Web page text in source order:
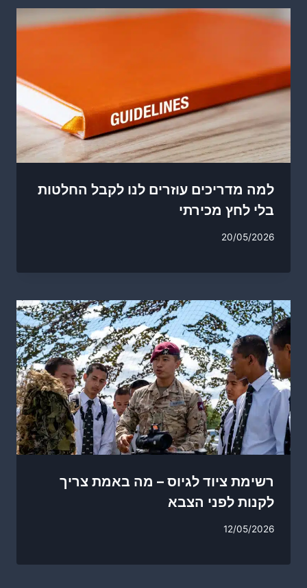
למה מדריכים עוזרים לנו לקבל החלטות
בלי לחץ מכירתי
20/05/2026
רשימת ציוד לגיוס – מה באמת צריך
לקנות לפני הצבא
12/05/2026